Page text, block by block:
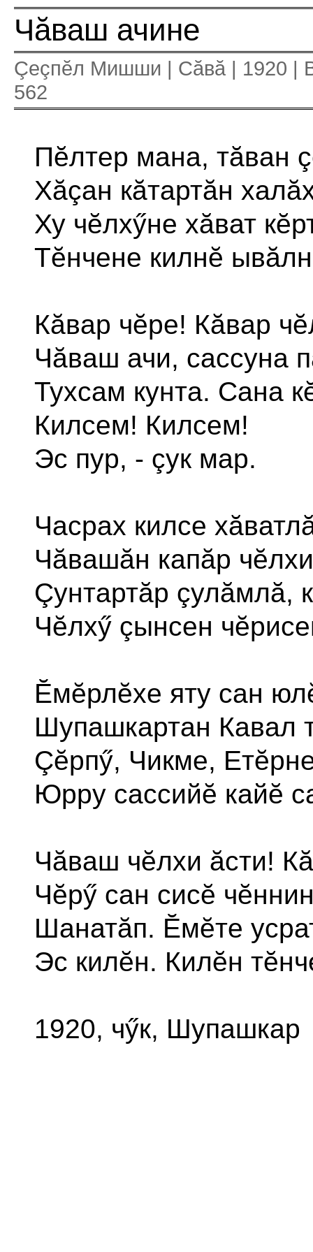
Чăваш ачине
Çеçпĕл Мишши | Сăвă | 1920 |
562
Пĕлтер мана, тăван
Хăçан кăтартăн
Ху чĕлхӳне хăват
Тĕнчене килнĕ
Кăвар чĕре! Кăвар
Чăваш ачи, сассуна
Тухсам кунта. Сана
Килсем! Килсем!
Эс пур, - çук мар.
Часрах килсе
Чăвашăн капăр
Çунтартăр çулăмлă,
Чĕлхӳ çынсен
Ĕмĕрлĕхе яту сан
Шупашкартан Кавал
Çĕрпӳ, Чикме,
Юрру сассийĕ кайĕ
Чăваш чĕлхи ăсти!
Чĕрӳ сан сисĕ
Шанатăп. Ĕмĕте
Эс килĕн. Килĕн
1920, чӳк, Шупашкар